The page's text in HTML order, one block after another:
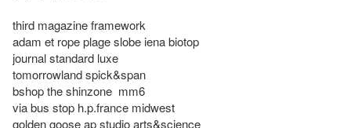
third magazine framework
adam et rope plage slobe iena biotop
journal standard luxe
tomorrowland spick&span
bshop the shinzone  mm6
via bus stop h.p.france midwest
golden goose ap studio arts&science